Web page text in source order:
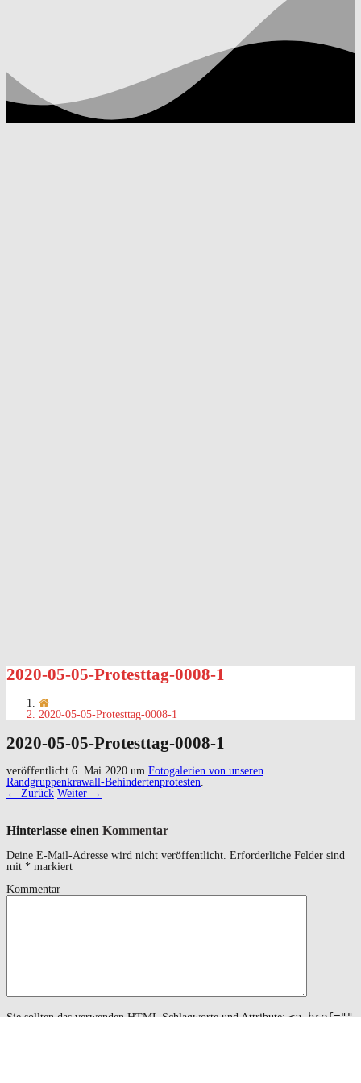
2020-05-05-Protesttag-0008-1
2020-05-05-Protesttag-0008-1
2020-05-05-Protesttag-0008-1
veröffentlicht 6. Mai 2020 um Fotogalerien von unseren
Randgruppenkrawall-Behindertenprotesten.
← Zurück Weiter →
Hinterlasse einen Kommentar
Deine E-Mail-Adresse wird nicht veröffentlicht. Erforderliche Felder sind
mit * markiert
Kommentar
Sie sollten das verwendenHTMLSchlagworte und Attribute:<a href=""